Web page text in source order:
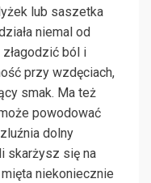
lub saszetka
niemal od
ból i
przy wzdęciach,
smak. Ma też
powodować
dolny
skarżysz się na
niekoniecznie